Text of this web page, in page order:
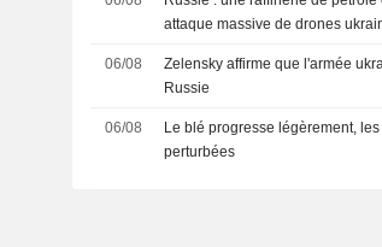
attaque massive de drones
06/08
Zelensky affirme que l'armée
Russie
06/08
Le blé progresse légèrement,
perturbées